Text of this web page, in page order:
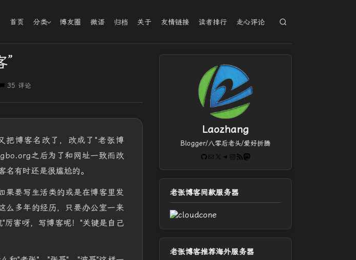
首页 分类 博友圈 微语 归档 关于 友情链接 读者排行 走心评论
”
35 评论
把博客名改了，改成了"老张博
之后为了和网址一致而改
有时还是很尴尬的。
果要写生活类的或是在博客里发
么多年的经历，只要办公室一来
厉害呀，写博客呢！"关键是自己
Laozhang
Blogger/八零后老头/爱好折腾
GitHub
电子邮件 X Telegram
Instagram
RSS FeedMastodon
老张博客同款服务器
老张博客推荐海外服务器